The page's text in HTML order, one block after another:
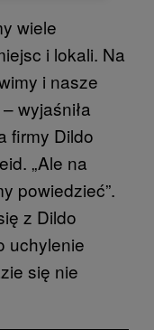
wiele
i lokali. Na
i nasze
wyjaśniła
firmy Dildo
„Ale na
powiedzieć”.
z Dildo
uchylenie
się nie